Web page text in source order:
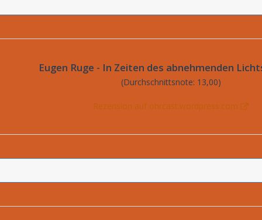
Eugen Ruge - In Zeiten des abnehmenden
(Durchschnittsnote: 13,00)
Rezension auf ohrcast.wordpress.com